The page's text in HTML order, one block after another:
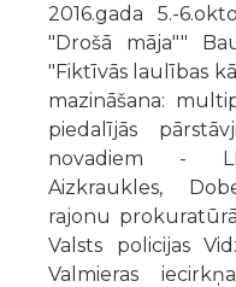
2016.gada 5.-
"Drošā māja""
"Fiktīvās laulības
mazināšana:
piedalījās
novadiem - LR
Aizkraukles,
rajonu
Valsts policijas
Valmieras